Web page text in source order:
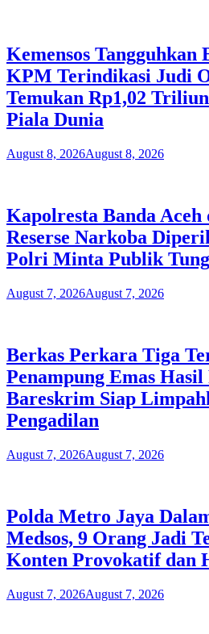
Kemensos Tangguhkan
KPM Terindikasi Judi
Temukan Rp1,02
Piala Dunia
August 8, 2026August 8, 2026
Kapolresta Banda Aceh
Reserse Narkoba
Polri Minta Publik
August 7, 2026August 7, 2026
Berkas Perkara Tiga
Penampung Emas
Bareskrim Siap
Pengadilan
August 7, 2026August 7, 2026
Polda Metro Jaya
Medsos, 9 Orang Jadi
Konten Provokatif dan
August 7, 2026August 7, 2026